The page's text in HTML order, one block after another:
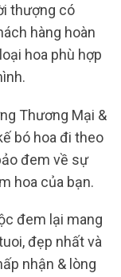
thượng có
hàng hoàn
hoa phù hợp
Thương Mại &
bó hoa đi theo
đem về sự
hoa của bạn.
đem lại mang
đẹp nhất và
nhận & lòng